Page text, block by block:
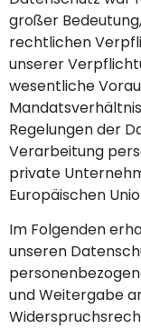
großer
rechtlichen
unserer
wesentliche
Regelungen der
Verarbeitung
private
Europäischen
Im Folgenden
unseren
und Weitergabe